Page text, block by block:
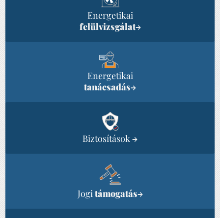
Energetikai
felülvizsgálat→
Energetikai
tanácsadás→
Biztosítások→
Jogi támogatás→